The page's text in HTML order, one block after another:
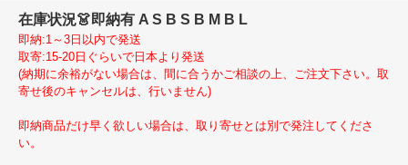
在庫状況👗即納有 A S B S B M B L
即納:1～3日以内で発送
取寄:15-20日ぐらいで日本より発送
(納期に余裕がない場合は、間に合うかご相談の上、ご注文下さい。取
寄せ後のキャンセルは、行いません)
即納商品だけ早く欲しい場合は、取り寄せとは別で発注してくださ
い。